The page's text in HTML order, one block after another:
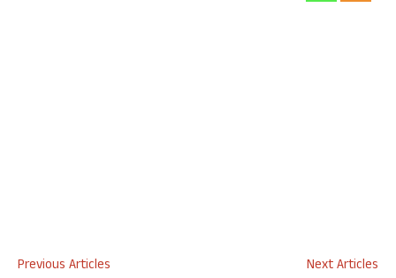
Previous Articles
Next Articles